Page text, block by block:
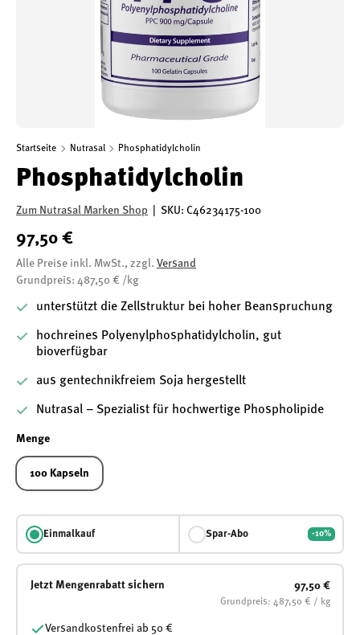
Startseite Nutrasal Phosphatidylcholin
Phosphatidylcholin
Zum Nutrasal Marken Shop SKU: C46234175-100
97,50 €
Alle Preise inkl. MwSt., zzgl. Versand
Grundpreis: 487,50 € /kg
unterstützt die Zellstruktur bei hoher Beanspruchung
hochreines Polyenylphosphatidylcholin, gut
bioverfügbar
aus gentechnikfreiem Soja hergestellt
Nutrasal – Spezialist für hochwertige Phospholipide
Menge
100 Kapseln
Einmalkauf Spar-Abo -10%
Jetzt Mengenrabatt sichern 97,50 €
Grundpreis: 487,50 € / kg
Versandkostenfrei ab 50 €